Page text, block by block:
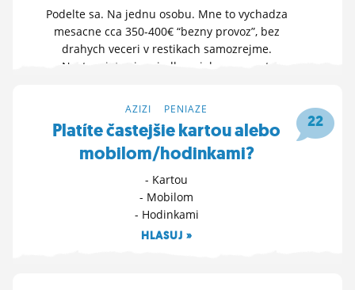
Podelte sa. Na jednu osobu. Mne to vychadza
mesacne cca 350-400€ “bezny provoz”, bez
drahych veceri v restikach samozrejme.
Nastavujete si na jedlo nejaky rozpocet,
OTVOR FÓRUM »
6. 2. 2025 12:53
22
AZIZI PENIAZE
Platíte častejšie kartou alebo
mobilom/hodinkami?
- Kartou
- Mobilom
- Hodinkami
HLASUJ »